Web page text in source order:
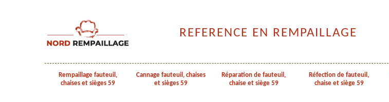
REFERENCE EN REMPAILLAGE
Rempaillage fauteuil,
chaises et sièges 59
Cannage fauteuil, chaises
et sièges 59
Réparation de fauteuil,
chaise et siège 59
Réfection de fauteuil,
chaise et siège 59